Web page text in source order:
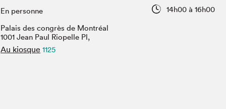
Vidéos et balados
En personne
14h00 à 16h00
Palais des congrès de Montréal
1001 Jean Paul Riopelle Pl,
Au kiosque 1125